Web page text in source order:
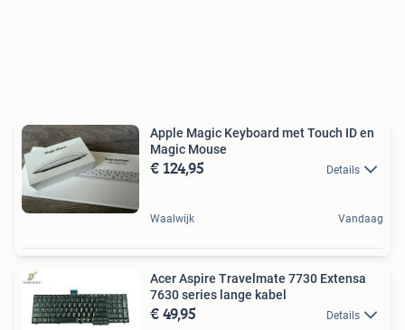
Apple Magic Keyboard met Touch ID en
Magic Mouse
€ 124,95 Details
Waalwijk Vandaag
Acer Aspire Travelmate 7730 Extensa
7630 series lange kabel
€ 49,95 Details